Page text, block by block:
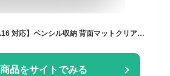
【新型 iPad 第11世代 A16 対応】ペンシル収納 背面マットクリア iPad A16 ケース 11インチ iPad Air M4 M3 M2 iPad 第10世代 10.9インチ ケース mini A17 Pro mini7 mini6 ケース 10.2インチ iPad ケース 第9世代 Air5 10.2インチ 第8世代 air4 ペン収納 ペンホルダー
品をサイトでみる